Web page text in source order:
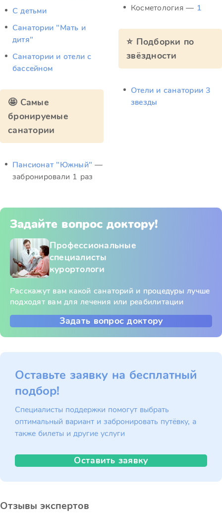
С детьми
Санатории "Мать и
дитя"
Санатории и отели с
бассейном
🤩 Самые
бронируемые
санатории
Пансионат "Южный" —
забронировали 1 раз
Косметология — 1
⭐ Подборки по
звёздности
Отели и санатории 3
звезды
Задайте вопрос доктору!
Профессиональные
специалисты
курортологи
Расскажут вам какой санаторий и процедуры лучше
подходят вам для лечения или реабилитации
Задать вопрос доктору
Оставьте заявку на бесплатный
подбор!
Специалисты поддержки помогут выбрать
оптимальный вариант и забронировать путёвку, а
также билеты и другие услуги
Оставить заявку
Отзывы экспертов